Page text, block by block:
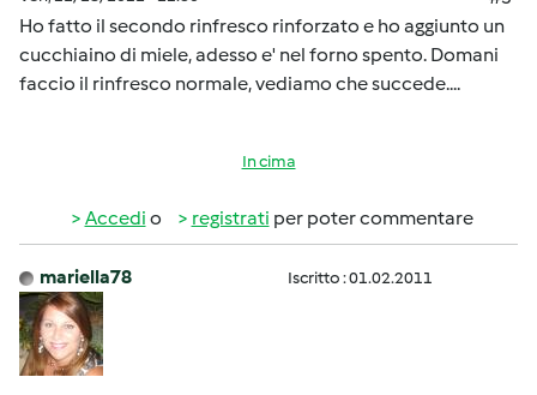
Ho fatto il secondo rinfresco rinforzato e ho aggiunto un
cucchiaino di miele, adesso e' nel forno spento. Domani
faccio il rinfresco normale, vediamo che succede....
In cima
Accedi o registrati per poter commentare
mariella78 Iscritto : 01.02.2011